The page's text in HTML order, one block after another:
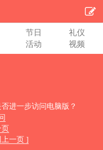
节日
礼仪
活动 视频
进一步访问电脑版？
页
一页 ]